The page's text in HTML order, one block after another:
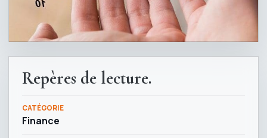
Repères de lecture.
CATÉGORIE
Finance